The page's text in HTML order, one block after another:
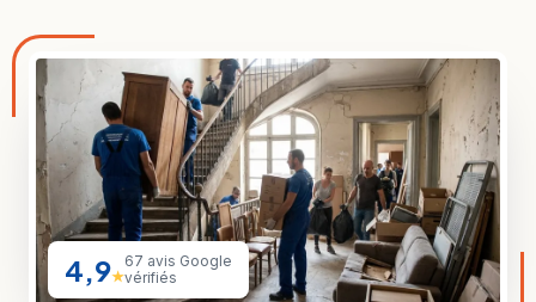
4,9★
67 avis Google
vérifiés